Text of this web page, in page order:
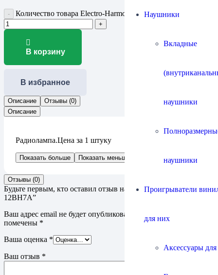
Наушники
Вкладные
наушники
наушники
Проигрыватели
для них
Аксессуары
Количество товара Electro-Harmonix 12BH7A
В корзину
В избранное
Описание
Отзывы (0)
Описание
Радиолампа.Цена за 1 штуку
Показать больше Показать меньше
Отзывы (0)
Будьте первым, кто оставил отзыв на “Electro-Harmonix
12BH7A”
Ваш адрес email не будет опубликован.
помечены *
Ваша оценка *
Ваш отзыв *